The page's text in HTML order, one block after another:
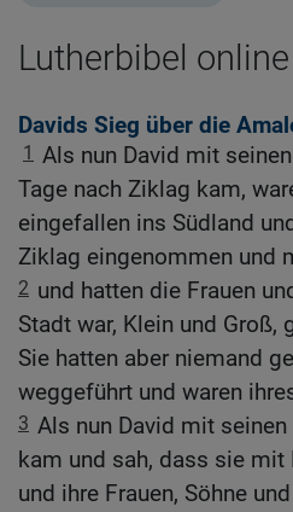
Lutherbibel
Davids Sieg über die
1 Als nun David mit
Tage nach Ziklag kam,
eingefallen ins Südland
Ziklag eingenommen und
2 und hatten die Frauen
Stadt war, Klein und Groß,
Sie hatten aber niemand
weggeführt und waren
3 Als nun David mit
kam und sah, dass sie mit
und ihre Frauen, Söhne